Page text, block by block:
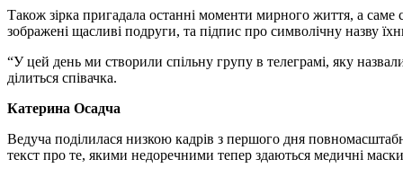
Також зірка пригадала останні моменти мирного життя, а саме
зображені щасливі подруги, та підпис про символічну назву
“У цей день ми створили спільну групу в телеграмі, яку
ділиться співачка.
Катерина Осадча
Ведуча поділилася низкою кадрів з першого дня
текст про те, якими недоречними тепер здаються медичні